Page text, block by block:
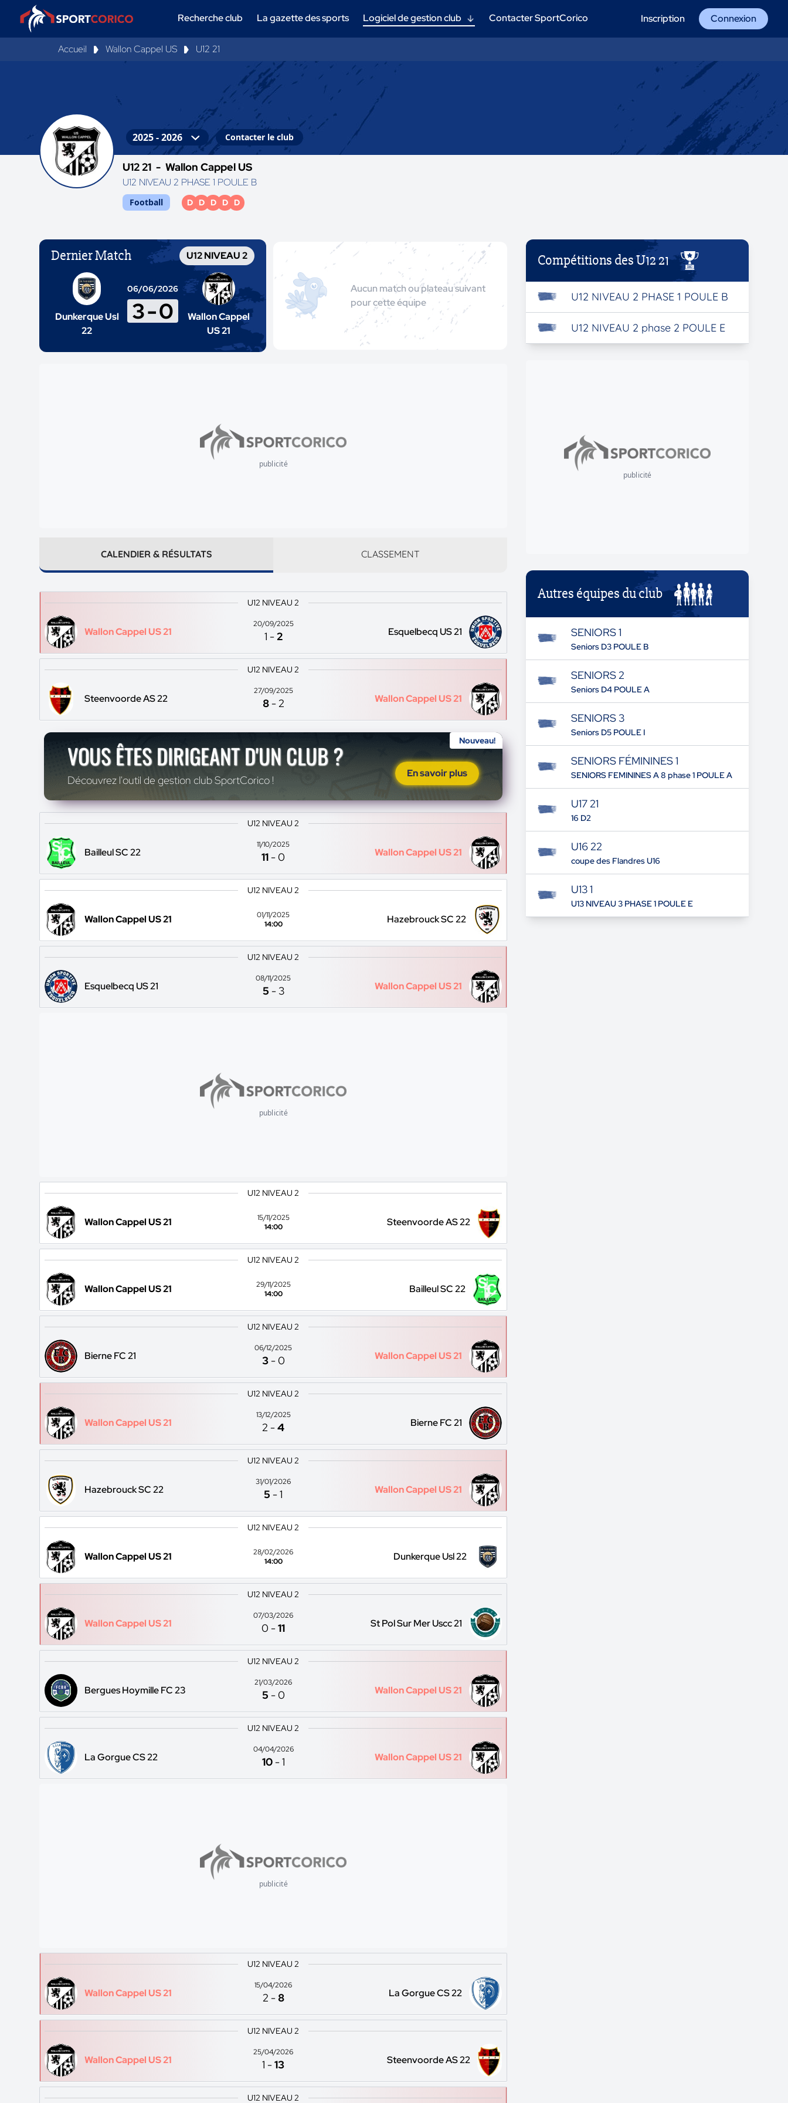
Recherche club La gazette des sports Logiciel de gestion club Contacter SportCorico Inscription Connexion
Accueil Wallon Cappel US U12 21
Contacter le club
U12 21 -Wallon Cappel US
U12 NIVEAU 2 PHASE 1 POULE B
Football D D D D D
Dernier Match U12 NIVEAU 2
Dunkerque Usl
22
06/06/2026
3-0
Wallon Cappel
US 21
Aucun match ou plateau suivant
pour cette équipe
publicité
CALENDIER & RÉSULTATS CLASSEMENT
U12 NIVEAU 2
Wallon Cappel US 21
20/09/2025
1 -2 Esquelbecq US 21
U12 NIVEAU 2
Steenvoorde AS 22
27/09/2025
8 -2 Wallon Cappel US 21
Nouveau!
VOUS ÊTES DIRIGEANT D'UN CLUB ?
Découvrez l'outil de gestion club SportCorico !
En savoir plus
U12 NIVEAU 2
Bailleul SC 22
11/10/2025
11 -0 Wallon Cappel US 21
U12 NIVEAU 2
Wallon Cappel US 21
01/11/2025
14:00
Hazebrouck SC 22
U12 NIVEAU 2
Esquelbecq US 21
08/11/2025
5 - 3 Wallon Cappel US 21
publicité
U12 NIVEAU 2
Wallon Cappel US 21
15/11/2025
14:00
Steenvoorde AS 22
U12 NIVEAU 2
Wallon Cappel US 21
29/11/2025
14:00
Bailleul SC 22
U12 NIVEAU 2
Bierne FC 21
06/12/2025
3 -0 Wallon Cappel US 21
U12 NIVEAU 2
Wallon Cappel US 21
13/12/2025
2 -4 Bierne FC 21
U12 NIVEAU 2
Hazebrouck SC 22
31/01/2026
5 -1 Wallon Cappel US 21
U12 NIVEAU 2
Wallon Cappel US 21
28/02/2026
14:00
Dunkerque Usl 22
U12 NIVEAU 2
Wallon Cappel US 21
07/03/2026
0 -11 St Pol Sur Mer Uscc 21
U12 NIVEAU 2
Bergues Hoymille FC 23
21/03/2026
5 -0 Wallon Cappel US 21
U12 NIVEAU 2
La Gorgue CS 22
04/04/2026
10 -1 Wallon Cappel US 21
publicité
U12 NIVEAU 2
Wallon Cappel US 21
15/04/2026
2 -8 La Gorgue CS 22
U12 NIVEAU 2
Wallon Cappel US 21
25/04/2026
1 -13 Steenvoorde AS 22
U12 NIVEAU 2
Compétitions des U12 21
U12 NIVEAU 2 PHASE 1 POULE B
U12 NIVEAU 2 phase 2 POULE E
publicité
Autres équipes du club
SENIORS 1
Seniors D3 POULE B
SENIORS 2
Seniors D4 POULE A
SENIORS 3
Seniors D5 POULE I
SENIORS FÉMININES 1
SENIORS FEMININES A 8 phase 1 POULE A
U17 21
16 D2
U16 22
coupe des Flandres U16
U13 1
U13 NIVEAU 3 PHASE 1 POULE E